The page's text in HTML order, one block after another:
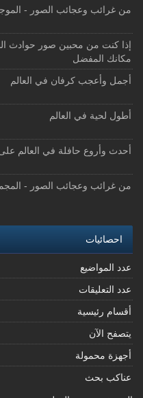
من غرائب وعجائب الصور -
إذا كنت من محبين صور حوادث
مكانك المفضل
أجمل وأعجب كرفان في العالم
أطول لحية في العالم
أحدث وأروع حافلة في العالم
من غرائب وعجائب الصور -
احصائيات
عدد المواضيع
عدد التعليقات
أقسام رئيسية
يتصفح الآن
أجهزة محمولة
عناكب بحث